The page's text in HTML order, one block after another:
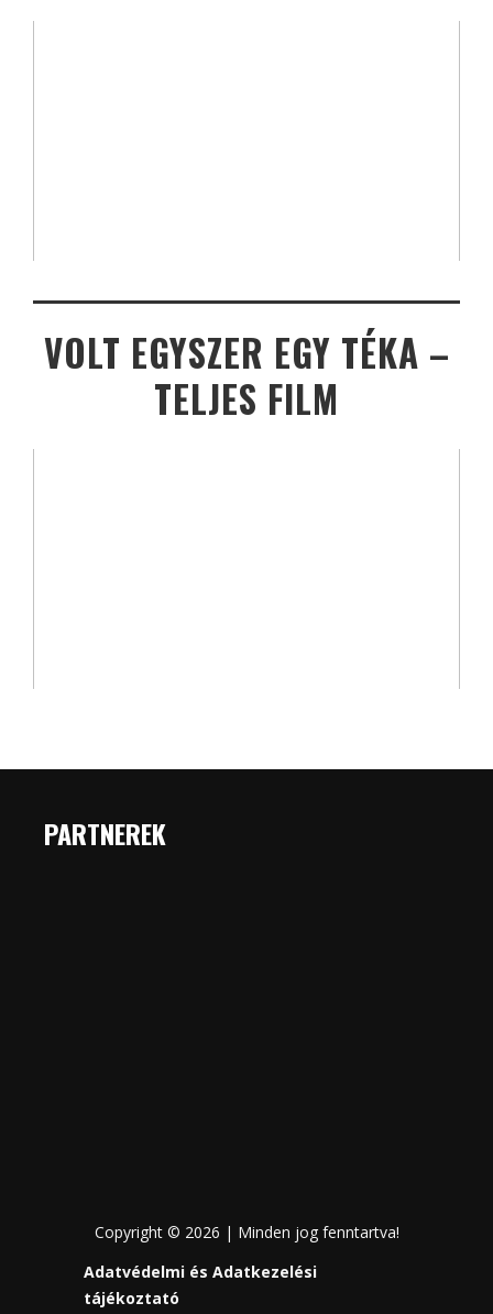
VOLT EGYSZER EGY TÉKA –
TELJES FILM
PARTNEREK
Copyright © 2026 | Minden jog fenntartva!
Adatvédelmi és Adatkezelési
tájékoztató